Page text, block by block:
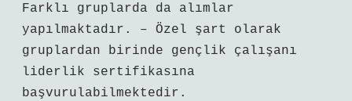
Farklı gruplarda da alımlar
yapılmaktadır. – Özel şart olarak
gruplardan birinde gençlik çalışanı
liderlik sertifikasına
başvurulabilmektedir.